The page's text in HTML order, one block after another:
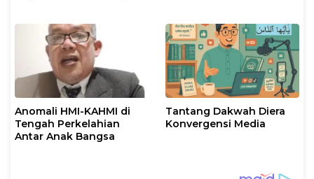
Anomali HMI-KAHMI di
Tengah Perkelahian
Antar Anak Bangsa
Tantang Dakwah Diera
Konvergensi Media